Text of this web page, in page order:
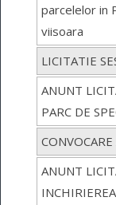
parcelelor in
viisoara
LICITATIE
ANUNT
PARC DE
ANUNT